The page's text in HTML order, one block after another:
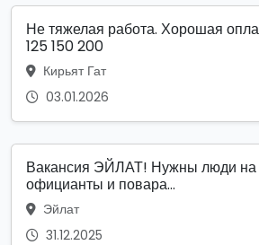
Не тяжелая работа. Хорошая
125 150 200
Кирьят Гат
03.01.2026
Вакансия ЭЙЛАТ! Нужны люди на
официанты и повара...
Эйлат
31.12.2025